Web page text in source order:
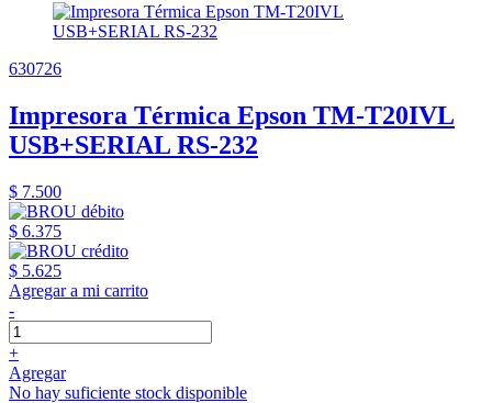
630726
Impresora Térmica Epson TM-T20IVL
USB+SERIAL RS-232
$ 7.500
$ 6.375
$ 5.625
Agregar a mi carrito
-
+
Agregar
No hay suficiente stock disponible